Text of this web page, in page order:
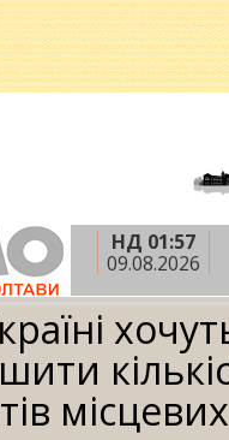
НД 01:57
09.08.2026
» Політика »В
депутатів